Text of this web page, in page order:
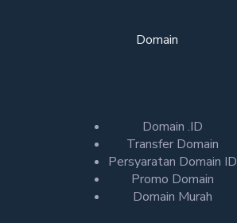
Domain
Domain .ID
Transfer Domain
Persyaratan Domain ID
Promo Domain
Domain Murah